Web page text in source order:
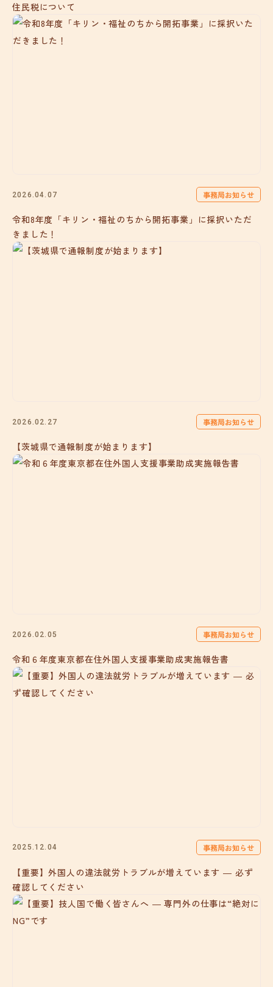
住民税について
2026.04.07 事務局お知らせ
令和8年度「キリン・福祉のちから開拓事業」に採択いただ
きました！
2026.02.27 事務局お知らせ
【茨城県で通報制度が始まります】
2026.02.05 事務局お知らせ
令和６年度東京都在住外国人支援事業助成実施報告書
2025.12.04 事務局お知らせ
【重要】外国人の違法就労トラブルが増えています ― 必ず
確認してください